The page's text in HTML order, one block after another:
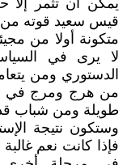
يمكن أن تثمر
قيس سعيد قوته من
متكونة أولا من
لا يرى في
الدستوري ومن
من هرج ومرج في
طويلة ومن شباب قد
فإذا كانت نعم